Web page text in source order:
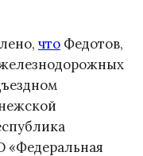
что Федотов,
железнодорожных
«Федеральная